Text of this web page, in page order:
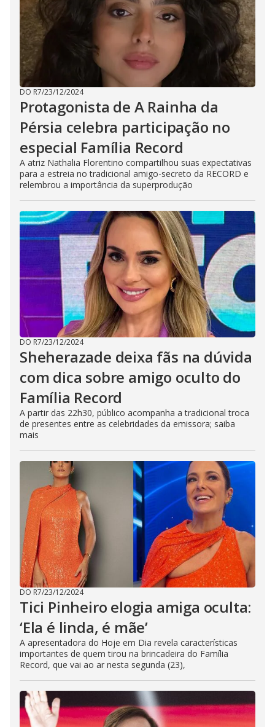
DO R7/23/12/2024
Protagonista de A Rainha da
Pérsia celebra participação no
especial Família Record
A atriz Nathalia Florentino compartilhou suas expectativas
para a estreia no tradicional amigo-secreto da RECORD e
relembrou a importância da superprodução
DO R7/23/12/2024
Sheherazade deixa fãs na dúvida
com dica sobre amigo oculto do
Família Record
A partir das 22h30, público acompanha a tradicional troca
de presentes entre as celebridades da emissora; saiba
mais
DO R7/23/12/2024
Tici Pinheiro elogia amiga oculta:
‘Ela é linda, é mãe’
A apresentadora do Hoje em Dia revela características
importantes de quem tirou na brincadeira do Família
Record, que vai ao ar nesta segunda (23),